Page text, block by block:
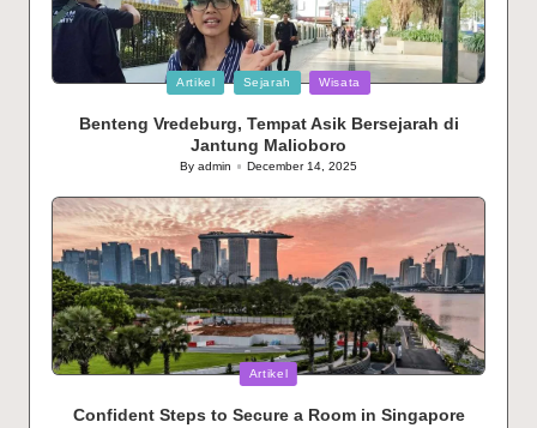
Posted
Artikel Sejarah Wisata
Benteng Vredeburg, Tempat Asik Bersejarah di
Jantung Malioboro
Posted
Byadmin December 14, 2025
Posted
Artikel
Confident Steps to Secure a Room in Singapore